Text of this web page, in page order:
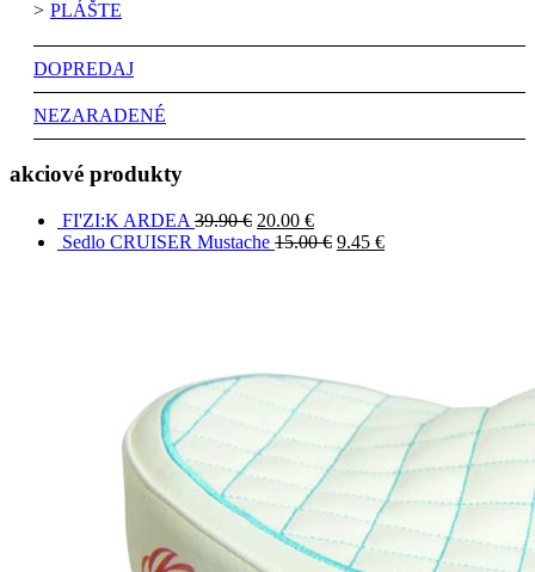
PLÁŠTE
DOPREDAJ
NEZARADENÉ
akciové produkty
FI'ZI:K ARDEA 39.90€ 20.00 €
Sedlo CRUISER Mustache 15.00€ 9.45 €